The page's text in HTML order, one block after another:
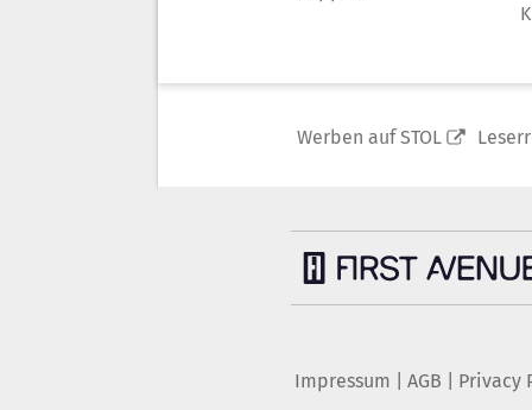
Werben auf STOL
Impressum AGB Privacy